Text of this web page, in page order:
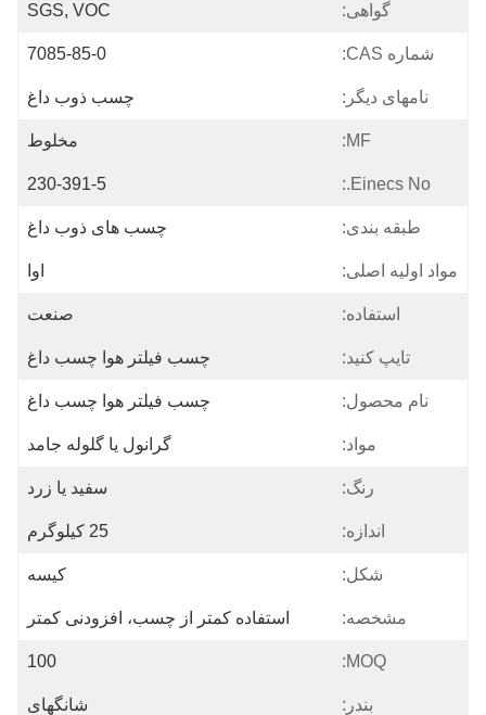
گواهی: SGS, VOC
شماره CAS: 7085-85-0
نامهای دیگر: چسب ذوب داغ
MF: مخلوط
Einecs No.:
230-391-5
طبقه بندی: چسب های ذوب داغ
مواد اولیه اصلی: اوا
استفاده: صنعت
تایپ کنید: چسب فیلتر هوا چسب داغ
نام محصول: چسب فیلتر هوا چسب داغ
مواد: گرانول یا گلوله جامد
رنگ: سفید یا زرد
اندازه: 25 کیلوگرم
شکل: کیسه
مشخصه: استفاده کمتر از چسب، افزودنی کمتر
MOQ:
100
بندر: شانگهای